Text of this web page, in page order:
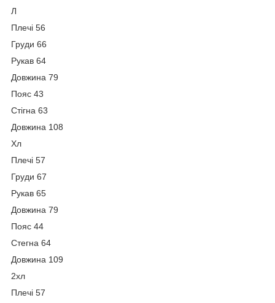
Л
Плечі 56
Груди 66
Рукав 64
Довжина 79
Пояс 43
Стігна 63
Довжина 108
Хл
Плечі 57
Груди 67
Рукав 65
Довжина 79
Пояс 44
Стегна 64
Довжина 109
2хл
Плечі 57